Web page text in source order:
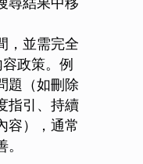
，並需完全
政策。例
題（如刪除
指引、持續
容），通常